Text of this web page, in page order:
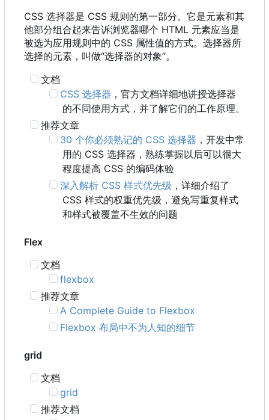
CSS 选择器是 CSS 规则的第一部分。它是元素和其
他部分组合起来告诉浏览器哪个 HTML 元素应当是
被选为应用规则中的 CSS 属性值的方式。选择器所
选择的元素，叫做“选择器的对象”。
文档
CSS 选择器 ，官方文档详细地讲授选择器
的不同使用方式，并了解它们的工作原理。
推荐文章
30 个你必须熟记的 CSS 选择器 ，开发中常
用的 CSS 选择器，熟练掌握以后可以很大
程度提高 CSS 的编码体验
深入解析 CSS 样式优先级 ，详细介绍了
CSS 样式的权重优先级，避免写重复样式
和样式被覆盖不生效的问题
Flex
文档
flexbox
推荐文章
A Complete Guide to Flexbox
Flexbox 布局中不为人知的细节
grid
文档
grid
推荐文档